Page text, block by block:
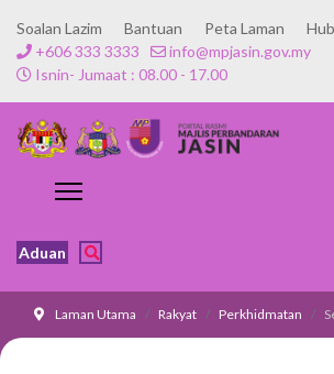
Soalan Lazim Bantuan Peta Laman
+606 333 3333
info@mpjasin.gov.my
Isnin- Jumaat : 08.00 - 17.00
Aduan
Laman Utama Rakyat Perkhidmatan